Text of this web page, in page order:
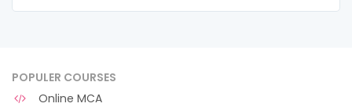
POPULER COURSES
Online MCA